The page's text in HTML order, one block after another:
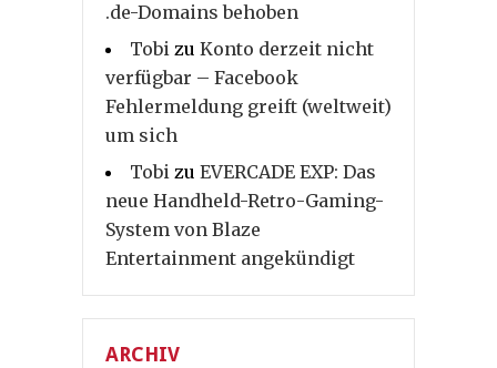
.de-Domains behoben
Tobi zu Konto derzeit nicht
verfügbar – Facebook
Fehlermeldung greift (weltweit)
um sich
Tobi zu EVERCADE EXP: Das
neue Handheld-Retro-Gaming-
System von Blaze
Entertainment angekündigt
ARCHIV